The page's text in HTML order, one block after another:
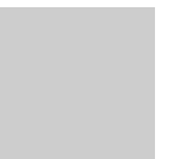
Chatterjee đã